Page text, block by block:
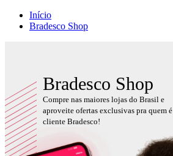
Início
Bradesco Shop
Bradesco Shop
Compre nas maiores lojas do Brasil e
aproveite ofertas exclusivas pra quem é
cliente Bradesco!